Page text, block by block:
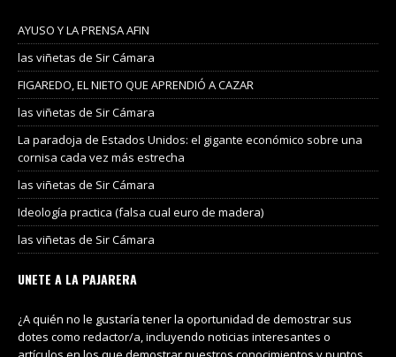
AYUSO Y LA PRENSA AFIN
las viñetas de Sir Cámara
FIGAREDO, EL NIETO QUE APRENDIÓ A CAZAR
las viñetas de Sir Cámara
La paradoja de Estados Unidos: el gigante económico sobre una
cornisa cada vez más estrecha
las viñetas de Sir Cámara
Ideología practica (falsa cual euro de madera)
las viñetas de Sir Cámara
UNETE A LA PAJARERA
¿A quién no le gustaría tener la oportunidad de demostrar sus
dotes como redactor/a, incluyendo noticias interesantes o